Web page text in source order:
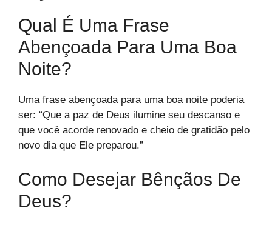
Qual É Uma Frase
Abençoada Para Uma Boa
Noite?
Uma frase abençoada para uma boa noite poderia
ser: “Que a paz de Deus ilumine seu descanso e
que você acorde renovado e cheio de gratidão pelo
novo dia que Ele preparou.”
Como Desejar Bênçãos De
Deus?